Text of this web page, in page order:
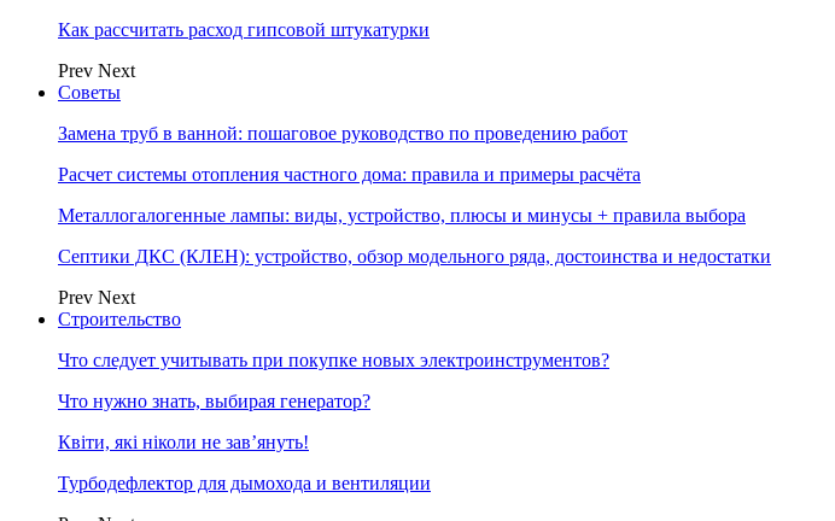
Как рассчитать расход гипсовой штукатурки
Prev Next
Советы
Замена труб в ванной: пошаговое руководство по проведению работ
Расчет системы отопления частного дома: правила и примеры расчёта
Металлогалогенные лампы: виды, устройство, плюсы и минусы + правила выбора
Септики ДКС (КЛЕН): устройство, обзор модельного ряда, достоинства и недостатки
Prev Next
Строительство
Что следует учитывать при покупке новых электроинструментов?
Что нужно знать, выбирая генератор?
Квіти, які ніколи не зав’януть!
Турбодефлектор для дымохода и вентиляции